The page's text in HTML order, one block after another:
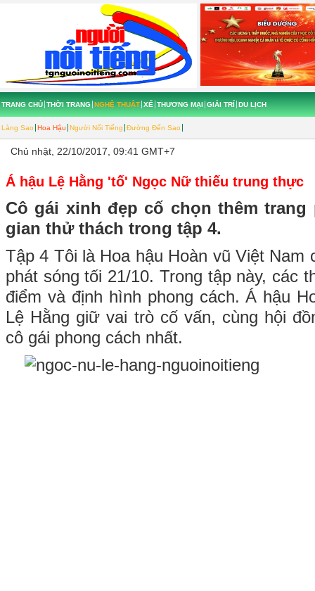
TRANG CHỦ THỜI TRANG NGHỆ THUẬT
Làng Sao Hoa Hậu Người Nổi Tiếng Đường Đến Sao
XẾ THƯƠNG MẠI GIẢI TRÍ DU LỊCH
Chủ nhật, 22/10/2017, 09:41 GMT+7
Á hậu Lệ Hằng 'tố' Ngọc Nữ thiếu trung thực
Cô gái xinh đẹp cố chọn thêm
gian thử thách trong tập 4.
Tập 4 Tôi là Hoa hậu Hoàn vũ Việt Nam
phát sóng tối 21/10. Trong tập này, các
điểm và định hình phong cách. Á hậu
Lệ Hằng giữ vai trò cố vấn, cùng hội
cô gái phong cách nhất.